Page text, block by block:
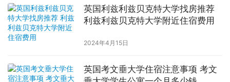
英国利兹利兹贝克特大学找房推荐
利兹利兹贝克特大学附近住宿费用
2024年4月15日
英国考文垂大学住宿注意事项 考文